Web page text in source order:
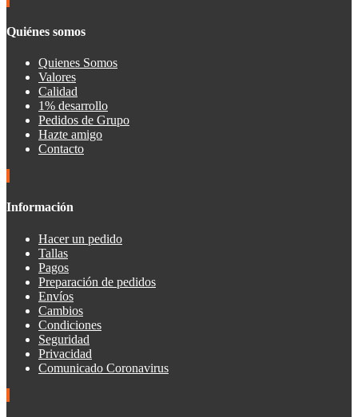
Quiénes somos
Quienes Somos
Valores
Calidad
1% desarrollo
Pedidos de Grupo
Hazte amigo
Contacto
Información
Hacer un pedido
Tallas
Pagos
Preparación de pedidos
Envíos
Cambios
Condiciones
Seguridad
Privacidad
Comunicado Coronavirus